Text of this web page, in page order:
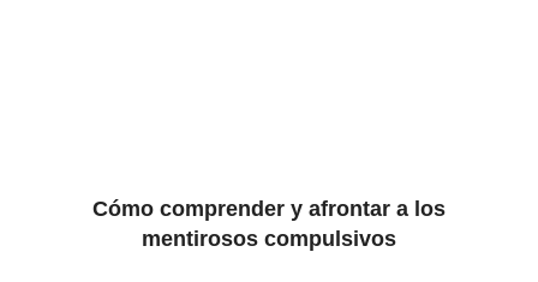
Cómo comprender y afrontar a los
mentirosos compulsivos